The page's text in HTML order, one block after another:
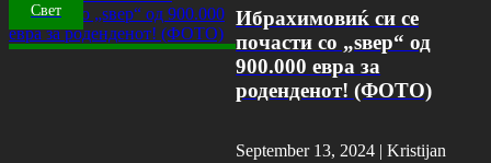
Свет
Ибрахимовиќ си се
почасти со „ѕвер“ од
900.000 евра за
роденденот! (ФОТО)
September 13, 2024 | Kristijan